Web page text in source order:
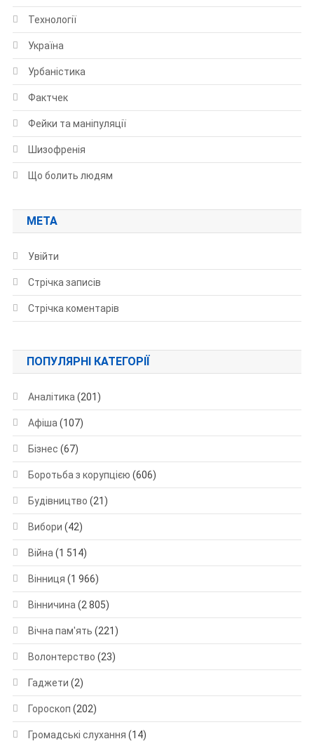
Технології
Україна
Урбаністика
Фактчек
Фейки та маніпуляції
Шизофренія
Що болить людям
МЕТА
Увійти
Стрічка записів
Стрічка коментарів
ПОПУЛЯРНІ КАТЕГОРІЇ
Аналітика (201)
Афіша (107)
Бізнес (67)
Боротьба з корупцією (606)
Будівництво (21)
Вибори (42)
Війна (1 514)
Вінниця (1 966)
Вінничина (2 805)
Вічна пам'ять (221)
Волонтерство (23)
Гаджети (2)
Гороскоп (202)
Громадські слухання (14)